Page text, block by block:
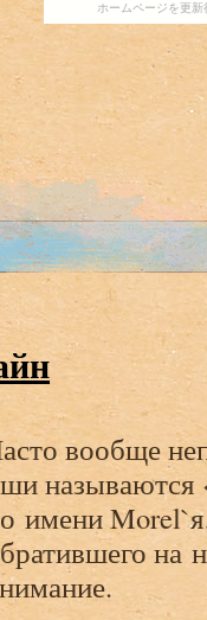
ホームページを更
вообще
называются
имени
на